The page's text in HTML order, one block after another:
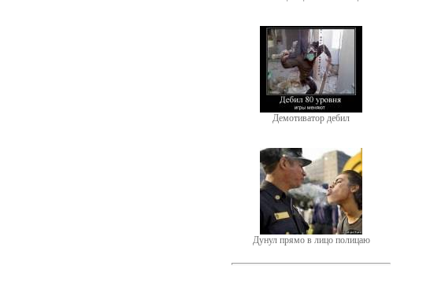
Демотиватор дебил
Дунул прямо в лицо полицаю